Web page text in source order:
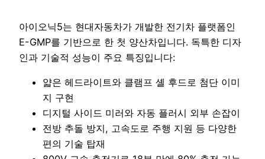
아이오닉5는 현대자동차가 개발한 전기차 플랫폼인
E-GMP를 기반으로 한 첫 양산차입니다. 독특한 디자
인과 기술적 성능이 주요 특징입니다:
얇은 헤드라이트와 클램프 셸 후드로 첨단 이미
지 구현
디지털 사이드 미러와 자동 플러시 외부 손잡이
전방 추돌 방지, 고속도로 주행 지원 등 다양한
편의 기술 탑재